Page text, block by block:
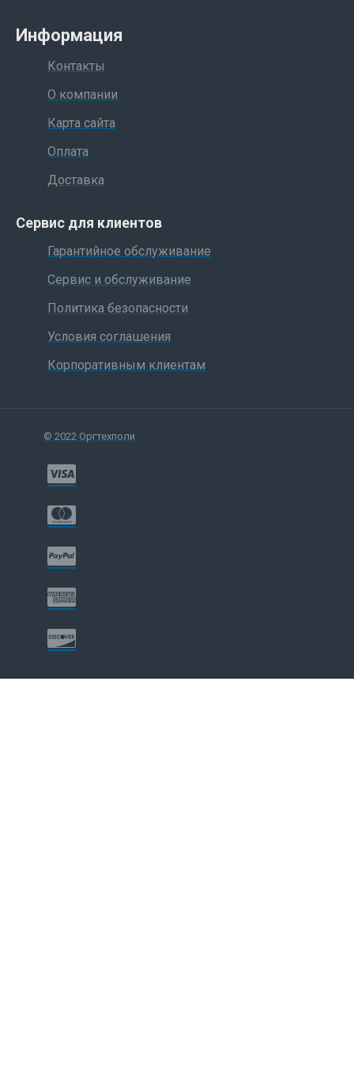
Информация
Контакты
О компании
Карта сайта
Оплата
Доставка
Сервис для клиентов
Гарантийное обслуживание
Сервис и обслуживание
Политика безопасности
Условия соглашения
Корпоративным клиентам
© 2022 Оргтехполи